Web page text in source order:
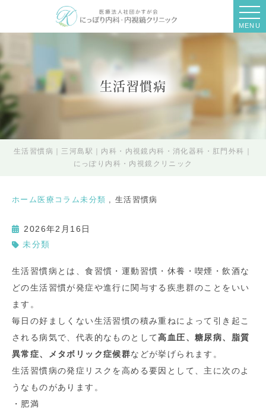
MENU
生活習慣病
生活習慣病｜三河島駅｜内科・内視鏡内科・消化器科・肛門外科｜
にっぽり内科・内視鏡クリニック
ホーム 医療コラム未分類 生活習慣病
2026年2月16日
未分類
生活習慣病とは、食習慣・運動習慣・休養・喫煙・飲酒な
どの生活習慣が発症や進行に関与する疾患群のことをいい
ます。
毎日の好ましくない生活習慣の積み重ねによって引き起こ
される病気で、代表的なものとして高血圧、糖尿病、脂質
異常症、メタボリック症候群などが挙げられます。
生活習慣病の発症リスクを高める要因として、主に次のよ
うなものがあります。
・肥満